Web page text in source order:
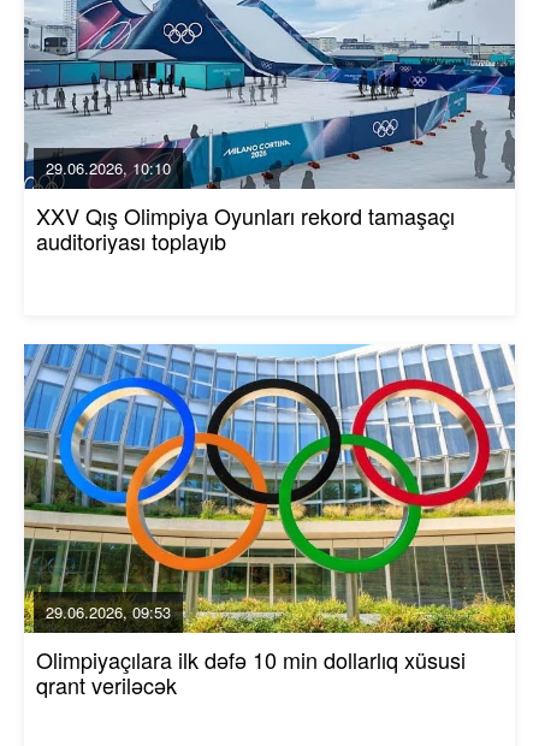
29.06.2026, 10:10
XXV Qış Olimpiya Oyunları rekord tamaşaçı
auditoriyası toplayıb
29.06.2026, 09:53
Olimpiyaçılara ilk dəfə 10 min dollarlıq xüsusi
qrant veriləcək